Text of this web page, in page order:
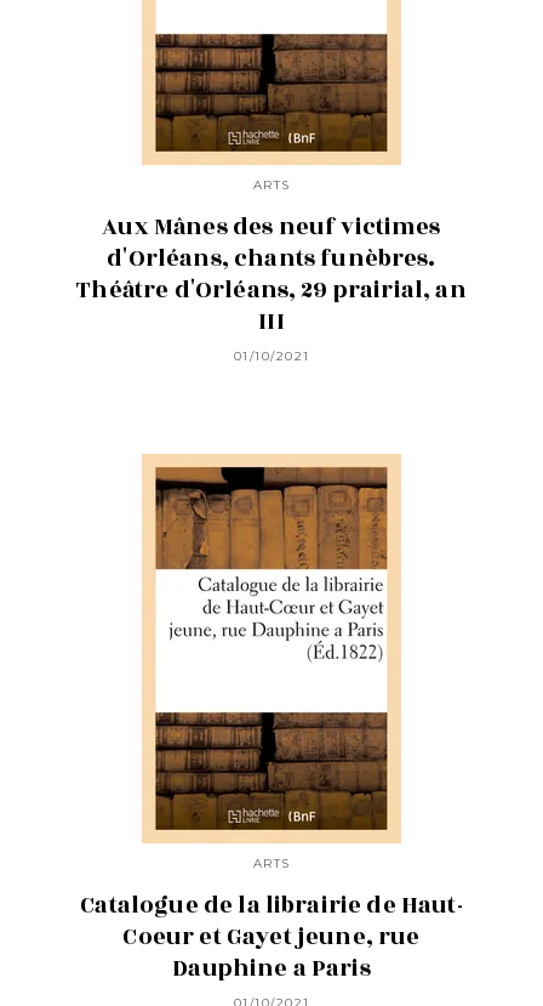
ARTS
Aux Mânes des neuf victimes
d'Orléans, chants funèbres.
Théâtre d'Orléans, 29 prairial, an
III
01/10/2021
ARTS
Catalogue de la librairie de Haut-
Coeur et Gayet jeune, rue
Dauphine a Paris